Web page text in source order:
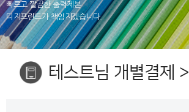
빠르고 깔끔한 출력제본
디지프린트가 책임지겠습니다.
테스트님 개별결제